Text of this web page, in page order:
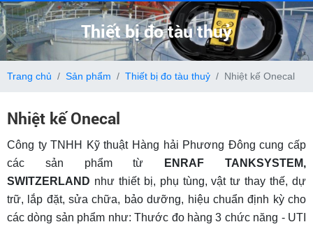
Thiết bị đo tàu thuỷ
Trang chủ Sản phẩm Thiết bị đo tàu thuỷ Nhiệt kế Onecal
Nhiệt kế Onecal
Công ty TNHH Kỹ thuật Hàng hải Phương Đông cung cấp
các sản phẩm từ
ENRAF TANKSYSTEM,
SWITZERLAND như thiết bị, phụ tùng, vật tư thay thế, dự
trữ, lắp đặt, sửa chữa, bảo dưỡng, hiệu chuẩn định kỳ cho
các dòng sản phẩm như: Thước đo hàng 3 chức năng - UTI